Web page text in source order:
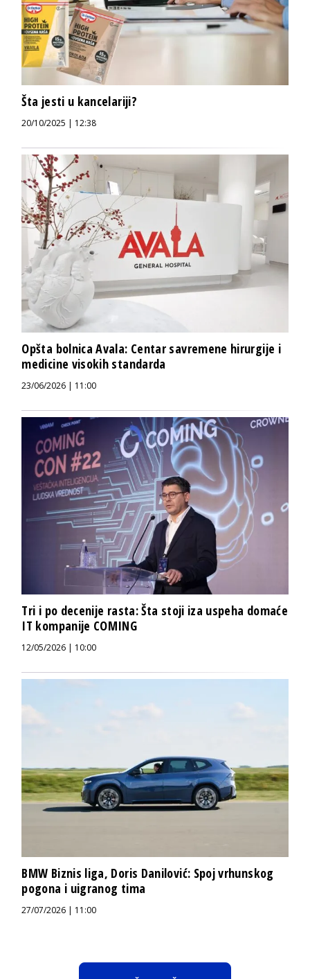
Šta jesti u kancelariji?
20/10/2025 | 12:38
Opšta bolnica Avala: Centar savremene hirurgije i
medicine visokih standarda
23/06/2026 | 11:00
Tri i po decenije rasta: Šta stoji iza uspeha domaće
IT kompanije COMING
12/05/2026 | 10:00
BMW Biznis liga, Doris Danilović: Spoj vrhunskog
pogona i uigranog tima
27/07/2026 | 11:00